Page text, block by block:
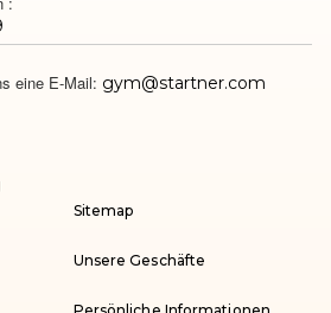
eine E-Mail: gym@startner.com
Sitemap
Unsere Geschäfte